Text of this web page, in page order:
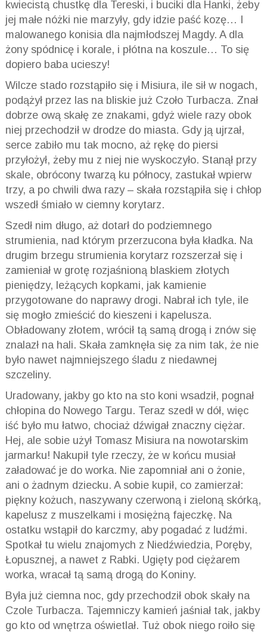
kwiecistą chustkę dla Tereski, i buciki dla Hanki, żeby
jej małe nóżki nie marzyły, gdy idzie paść kozę… I
malowanego konisia dla najmłodszej Magdy. A dla
żony spódnicę i korale, i płótna na koszule… To się
dopiero baba ucieszy!
Wilcze stado rozstąpiło się i Misiura, ile sił w nogach,
podążył przez las na bliskie już Czoło Turbacza. Znał
dobrze ową skałę ze znakami, gdyż wiele razy obok
niej przechodził w drodze do miasta. Gdy ją ujrzał,
serce zabiło mu tak mocno, aż rękę do piersi
przyłożył, żeby mu z niej nie wyskoczyło. Stanął przy
skale, obrócony twarzą ku północy, zastukał wpierw
trzy, a po chwili dwa razy – skała rozstąpiła się i chłop
wszedł śmiało w ciemny korytarz.
Szedł nim długo, aż dotarł do podziemnego
strumienia, nad którym przerzucona była kładka. Na
drugim brzegu strumienia korytarz rozszerzał się i
zamieniał w grotę rozjaśnioną blaskiem złotych
pieniędzy, leżących kopkami, jak kamienie
przygotowane do naprawy drogi. Nabrał ich tyle, ile
się mogło zmieścić do kieszeni i kapelusza.
Obładowany złotem, wrócił tą samą drogą i znów się
znalazł na hali. Skała zamknęła się za nim tak, że nie
było nawet najmniejszego śladu z niedawnej
szczeliny.
Uradowany, jakby go kto na sto koni wsadził, pognał
chłopina do Nowego Targu. Teraz szedł w dół, więc
iść było mu łatwo, chociaż dźwigał znaczny ciężar.
Hej, ale sobie użył Tomasz Misiura na nowotarskim
jarmarku! Nakupił tyle rzeczy, że w końcu musiał
załadować je do worka. Nie zapomniał ani o żonie,
ani o żadnym dziecku. A sobie kupił, co zamierzał:
piękny kożuch, naszywany czerwoną i zieloną skórką,
kapelusz z muszelkami i mosiężną fajeczkę. Na
ostatku wstąpił do karczmy, aby pogadać z ludźmi.
Spotkał tu wielu znajomych z Niedźwiedzia, Poręby,
Łopusznej, a nawet z Rabki. Ugięty pod ciężarem
worka, wracał tą samą drogą do Koniny.
Była już ciemna noc, gdy przechodził obok skały na
Czole Turbacza. Tajemniczy kamień jaśniał tak, jakby
go kto od wnętrza oświetlał. Tuż obok niego roiło się